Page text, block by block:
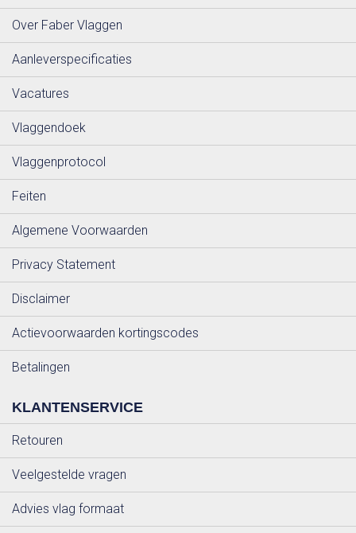
Over Faber Vlaggen
Aanleverspecificaties
Vacatures
Vlaggendoek
Vlaggenprotocol
Feiten
Algemene Voorwaarden
Privacy Statement
Disclaimer
Actievoorwaarden kortingscodes
Betalingen
KLANTENSERVICE
Retouren
Veelgestelde vragen
Advies vlag formaat